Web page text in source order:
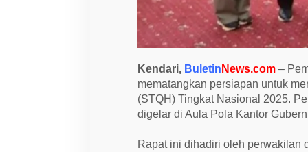
n
2
0
5
Kendari, Buletin News.com –
mematangkan persiapan untuk
(STQH) Tingkat Nasional 2025.
digelar di Aula Pola Kantor
Rapat ini dihadiri oleh perwakilan